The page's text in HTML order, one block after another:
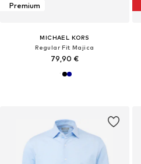
Premium
MICHAEL KORS
Regular Fit Majica
79,90 €